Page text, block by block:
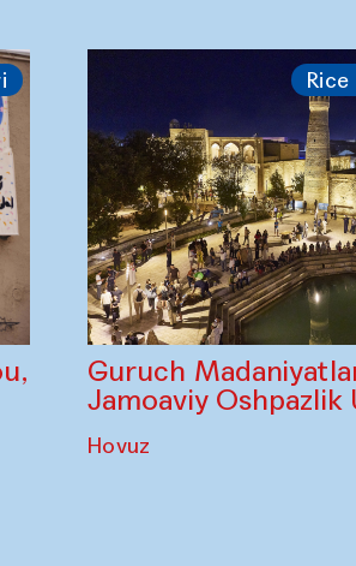
Guruch
Jamoaviy Oshpazlik
Hovuz